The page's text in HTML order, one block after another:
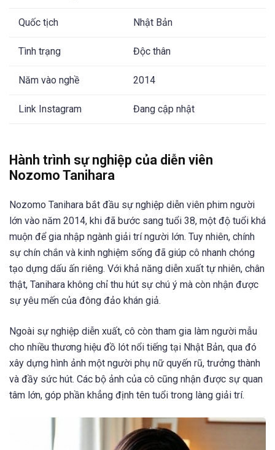
Quốc tịch Nhật Bản
Tình trạng Độc thân
Năm vào nghề 2014
Link Instagram Đang cập nhật
Hành trình sự nghiệp của diễn viên
Nozomo Tanihara
Nozomo Tanihara bắt đầu sự nghiệp diễn viên phim người
lớn vào năm 2014, khi đã bước sang tuổi 38, một độ tuổi khá
muộn để gia nhập ngành giải trí người lớn. Tuy nhiên, chính
sự chín chắn và kinh nghiệm sống đã giúp cô nhanh chóng
tạo dựng dấu ấn riêng. Với khả năng diễn xuất tự nhiên, chân
thật, Tanihara không chỉ thu hút sự chú ý mà còn nhận được
sự yêu mến của đông đảo khán giả.
Ngoài sự nghiệp diễn xuất, cô còn tham gia làm người mẫu
cho nhiều thương hiệu đồ lót nổi tiếng tại Nhật Bản, qua đó
xây dựng hình ảnh một người phụ nữ quyến rũ, trưởng thành
và đầy sức hút. Các bộ ảnh của cô cũng nhận được sự quan
tâm lớn, góp phần khẳng định tên tuổi trong làng giải trí.